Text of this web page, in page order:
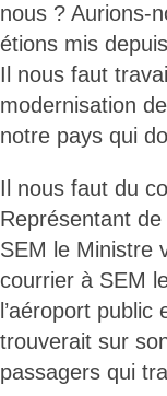
nous ? Aurions-
étions mis
Il nous faut
modernisation
notre pays qui
Il nous faut du
Représentant de
SEM le Ministre
courrier à SEM
l’aéroport
trouverait sur
passagers qui